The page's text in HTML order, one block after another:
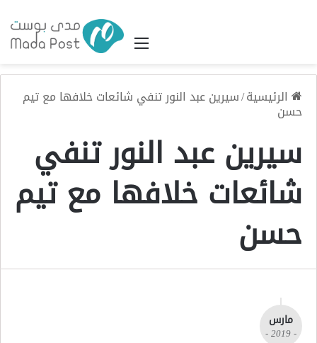
القائمة
الرئيسية/سيرين عبد النور تنفي شائعات خلافها مع تيم
حسن
سيرين عبد النور تنفي
شائعات خلافها مع تيم
حسن
مارس
- 2019 -